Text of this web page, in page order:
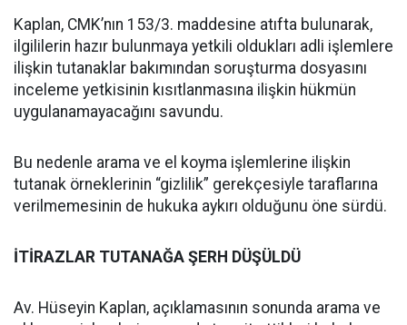
Kaplan, CMK’nın 153/3. maddesine atıfta bulunarak,
ilgililerin hazır bulunmaya yetkili oldukları adli işlemlere
ilişkin tutanaklar bakımından soruşturma dosyasını
inceleme yetkisinin kısıtlanmasına ilişkin hükmün
uygulanamayacağını savundu.
Bu nedenle arama ve el koyma işlemlerine ilişkin
tutanak örneklerinin “gizlilik” gerekçesiyle taraflarına
verilmemesinin de hukuka aykırı olduğunu öne sürdü.
İTİRAZLAR TUTANAĞA ŞERH DÜŞÜLDÜ
Av. Hüseyin Kaplan, açıklamasının sonunda arama ve